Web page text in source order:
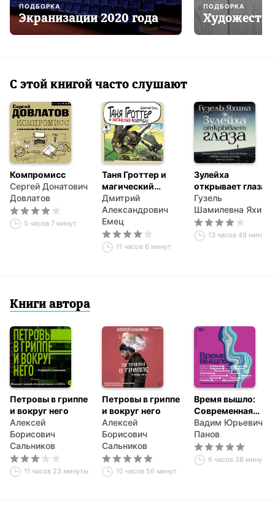
ПОДБОРКА
Экранизации 2020 года
ПОДБОРКА
С этой книгой часто слушают
Компромисс
Сергей Донатович
Довлатов
5 часов 7 минут
Таня Гроттер и
магический
контрабас
Дмитрий
Александрович
Емец
11 часов 6 минут
Зулейха
открывает глаза
Гузель
Шамилевна Яхина
13 часов 49 минут
Книги автора
Петровы в гриппе
и вокруг него
Алексей
Борисович
Сальников
11 часов 23 минуты
Петровы в гриппе
и вокруг него
Алексей
Борисович
Сальников
10 часов 56 минут
Время вышло:
Современная
русская
антиутопия
Вадим Юрьевич
Панов
6 часов 38 минут